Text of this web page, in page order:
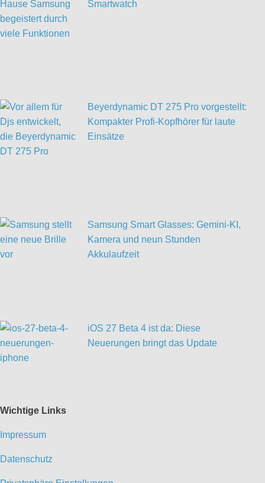
Smartwatch
Beyerdynamic DT 275 Pro vorgestellt:
Kompakter Profi-Kopfhörer für laute
Einsätze
Samsung Smart Glasses: Gemini-KI,
Kamera und neun Stunden
Akkulaufzeit
iOS 27 Beta 4 ist da: Diese
Neuerungen bringt das Update
Wichtige Links
Impressum
Datenschutz